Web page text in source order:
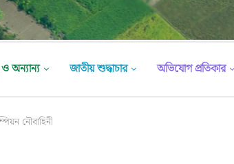
ও অন্যান্য জাতীয় শুদ্ধাচার অভিযোগ প্রতিকার
নৌবাহিনী